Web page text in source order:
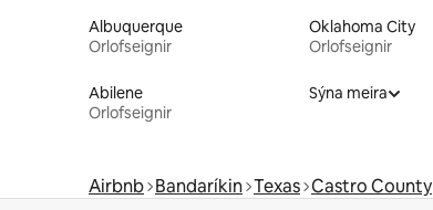
Albuquerque
Orlofseignir
Oklahoma City
Orlofseignir
Abilene
Orlofseignir
Sýna meira
Airbnb Bandaríkin Texas Castro County